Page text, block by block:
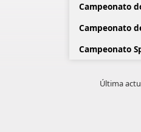
Campeonato
Campeonato
Campeonato
Última